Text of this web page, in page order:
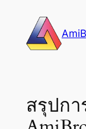
content
สรุปกา